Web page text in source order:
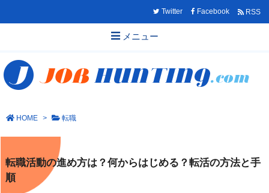
メニュー
Twitter Facebook RSS
HOME > 転職
転職活動の進め方は？何からはじめる？転活の方法と手
順